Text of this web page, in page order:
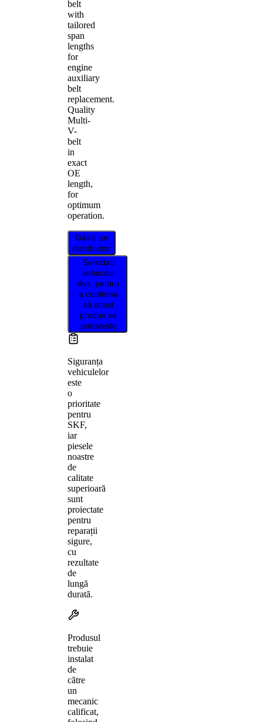
belt
with
tailored
span
lengths
for
engine
auxiliary
belt
replacement.
Quality
Multi-
V-
belt
in
exact
OE
length,
for
optimum
operation.
Găsiți un
distribuitor
Selectați
vehiculul
dvs. pentru
a confirma
că acest
produs se
potrivește
Siguranța
vehiculelor
este
o
prioritate
pentru
SKF,
iar
piesele
noastre
de
calitate
superioară
sunt
proiectate
pentru
reparații
sigure,
cu
rezultate
de
lungă
durată.
Produsul
trebuie
instalat
de
către
un
mecanic
calificat,